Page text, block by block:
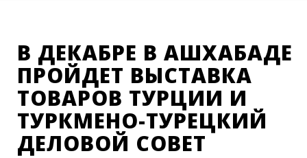
В ДЕКАБРЕ В АШХАБАДЕ
ПРОЙДЕТ ВЫСТАВКА
ТОВАРОВ ТУРЦИИ И
ТУРКМЕНО-ТУРЕЦКИЙ
ДЕЛОВОЙ СОВЕТ